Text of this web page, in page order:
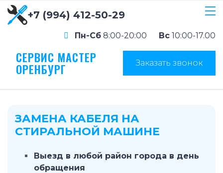
+7 (994) 412-50-29
Пн-Сб 8:00-20:00 Вс 10:00-17.00
СЕРВИС МАСТЕР
ОРЕНБУРГ Заказать звонок
ЗАМЕНА КАБЕЛЯ НА
СТИРАЛЬНОЙ МАШИНЕ
Выезд в любой район города в день
обращения